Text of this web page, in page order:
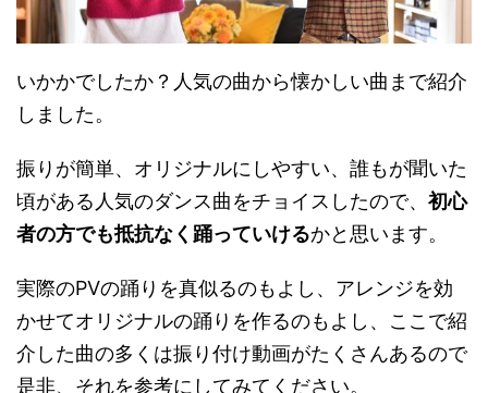
いかかでしたか？人気の曲から懐かしい曲まで紹介
しました。
振りが簡単、オリジナルにしやすい、誰もが聞いた
頃がある人気のダンス曲をチョイスしたので、 初心
者の方でも抵抗なく踊っていけるかと思います。
実際のPVの踊りを真似るのもよし、アレンジを効
かせてオリジナルの踊りを作るのもよし、ここで紹
介した曲の多くは振り付け動画がたくさんあるので
是非、それを参考にしてみてください。